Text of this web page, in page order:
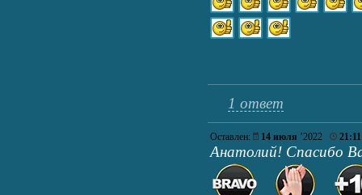
1 ответ
Оставлен: 14 июля ’2022 21:11
Анатолий! Спасибо